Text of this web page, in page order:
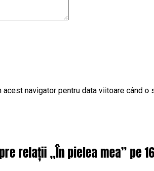
navigator pentru data viitoare când o
relații „În pielea mea” pe